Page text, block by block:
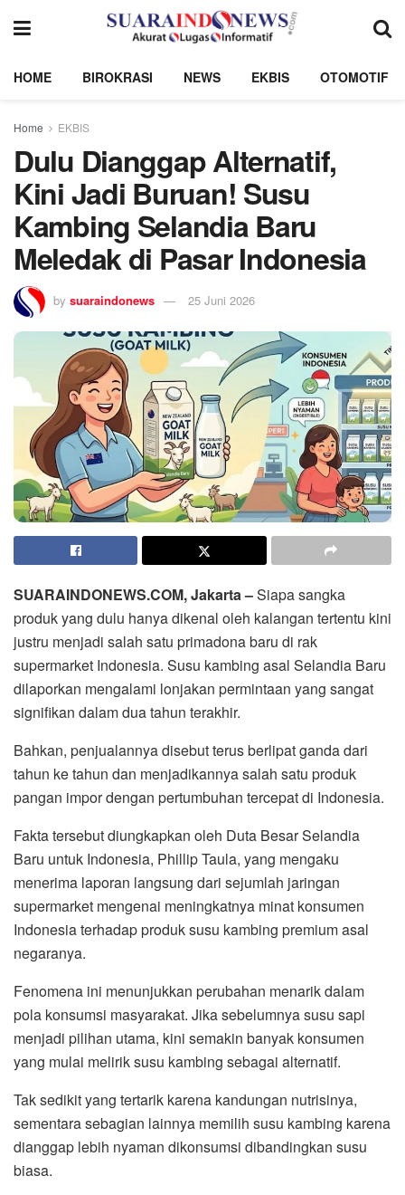
HOME BIROKRASI NEWS EKBIS OTOMOTIF
Home EKBIS
Dulu Dianggap Alternatif,
Kini Jadi Buruan! Susu
Kambing Selandia Baru
Meledak di Pasar Indonesia
by suaraindonews 25 Juni 2026
SUARAINDONEWS.COM, Jakarta –Siapa sangka
produk yang dulu hanya dikenal oleh kalangan tertentu kini
justru menjadi salah satu primadona baru di rak
supermarket Indonesia. Susu kambing asal Selandia Baru
dilaporkan mengalami lonjakan permintaan yang sangat
signifikan dalam dua tahun terakhir.
Bahkan, penjualannya disebut terus berlipat ganda dari
tahun ke tahun dan menjadikannya salah satu produk
pangan impor dengan pertumbuhan tercepat di Indonesia.
Fakta tersebut diungkapkan oleh Duta Besar Selandia
Baru untuk Indonesia, Phillip Taula, yang mengaku
menerima laporan langsung dari sejumlah jaringan
supermarket mengenai meningkatnya minat konsumen
Indonesia terhadap produk susu kambing premium asal
negaranya.
Fenomena ini menunjukkan perubahan menarik dalam
pola konsumsi masyarakat. Jika sebelumnya susu sapi
menjadi pilihan utama, kini semakin banyak konsumen
yang mulai melirik susu kambing sebagai alternatif.
Tak sedikit yang tertarik karena kandungan nutrisinya,
sementara sebagian lainnya memilih susu kambing karena
dianggap lebih nyaman dikonsumsi dibandingkan susu
biasa.